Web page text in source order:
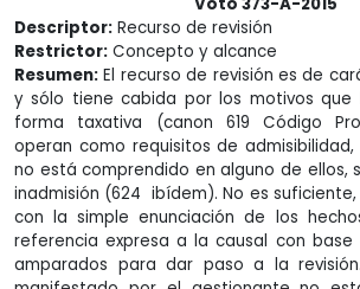
Descriptor: Recurso de revisión
Restrictor: Concepto y alcance
Resumen: El recurso de revisión es de
y sólo tiene cabida por los motivos que
forma taxativa (canon 619 Código
operan como requisitos de
no está comprendido en alguno de ellos,
inadmisión (624 ibídem). No es
con la simple enunciación de los
referencia expresa a la causal con
amparados para dar paso a la